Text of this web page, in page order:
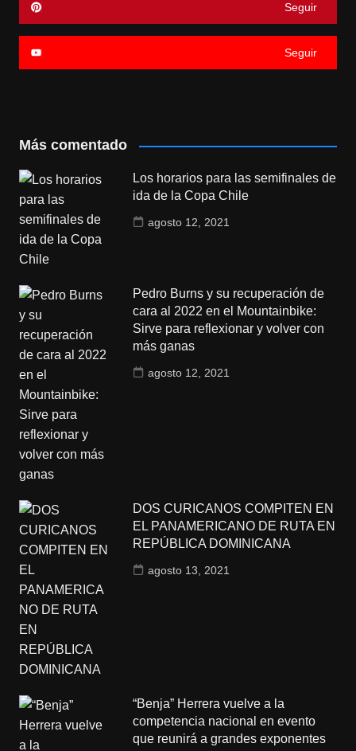
Seguir
Seguir
Más comentado
Los horarios para las semifinales de
ida de la Copa Chile
agosto 12, 2021
Pedro Burns y su recuperación de
cara al 2022 en el Mountainbike:
Sirve para reflexionar y volver con
más ganas
agosto 12, 2021
DOS CURICANOS COMPITEN EN
EL PANAMERICANO DE RUTA EN
REPÚBLICA DOMINICANA
agosto 13, 2021
“Benja” Herrera vuelve a la
competencia nacional en evento
que reunirá a grandes exponentes